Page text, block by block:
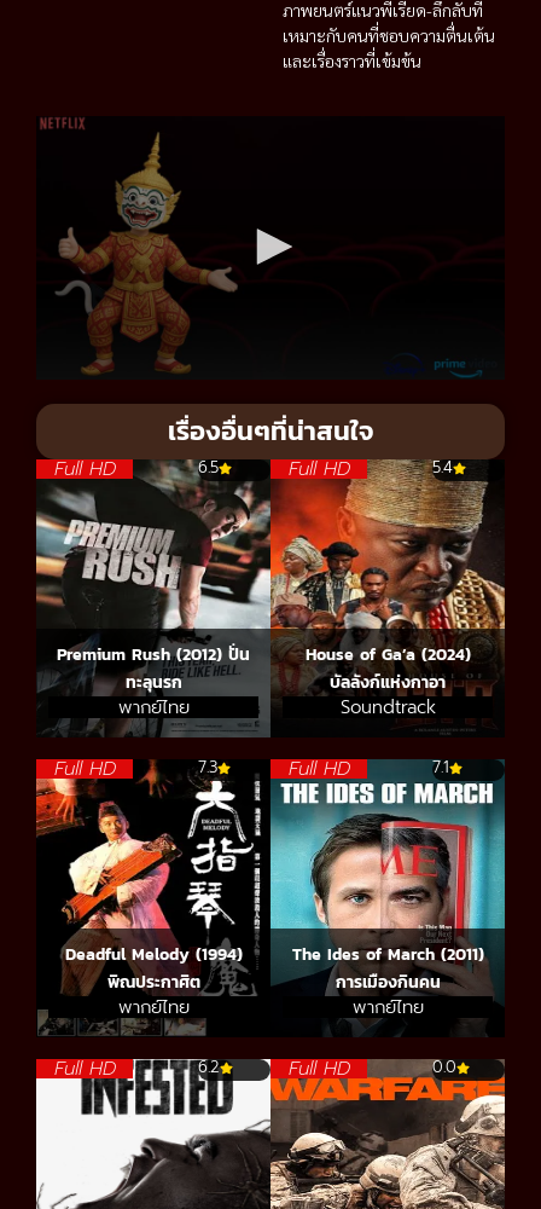
ภาพยนตร์แนวพีเรียด-ลึกลับที่
เหมาะกับคนที่ชอบความตื่นเต้น
และเรื่องราวที่เข้มข้น
เรื่องอื่นๆที่น่าสนใจ
Full HD 6.5
Premium Rush (2012) ปั่น
ทะลุนรก
พากย์ไทย
Full HD 5.4
House of Ga’a (2024)
บัลลังก์แห่งกาอา
Soundtrack
Full HD 7.3
Deadful Melody (1994)
พิณประกาศิต
พากย์ไทย
Full HD 7.1
The Ides of March (2011)
การเมืองกินคน
พากย์ไทย
Full HD 6.2 Full HD 0.0